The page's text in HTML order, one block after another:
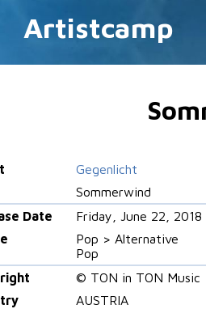
Artistcamp
Gegenlicht
Sommerwind
Date
Friday, June 22, 2018
Pop > Alternative
Pop
© TON in TON Music
AUSTRIA